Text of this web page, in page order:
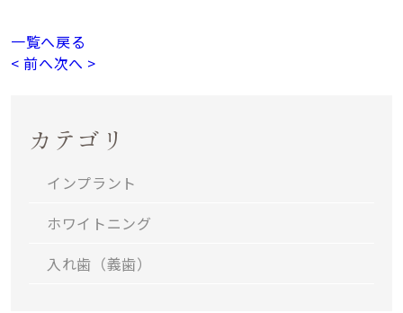
一覧へ戻る
< 前へ次へ >
カテゴリ
インプラント
ホワイトニング
入れ歯（義歯）